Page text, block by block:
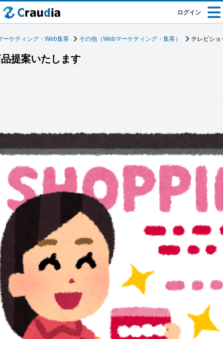
ログイン
ーケティング・Web集客 その他（Webマーケティング・集客） テレビショ
提案いたします